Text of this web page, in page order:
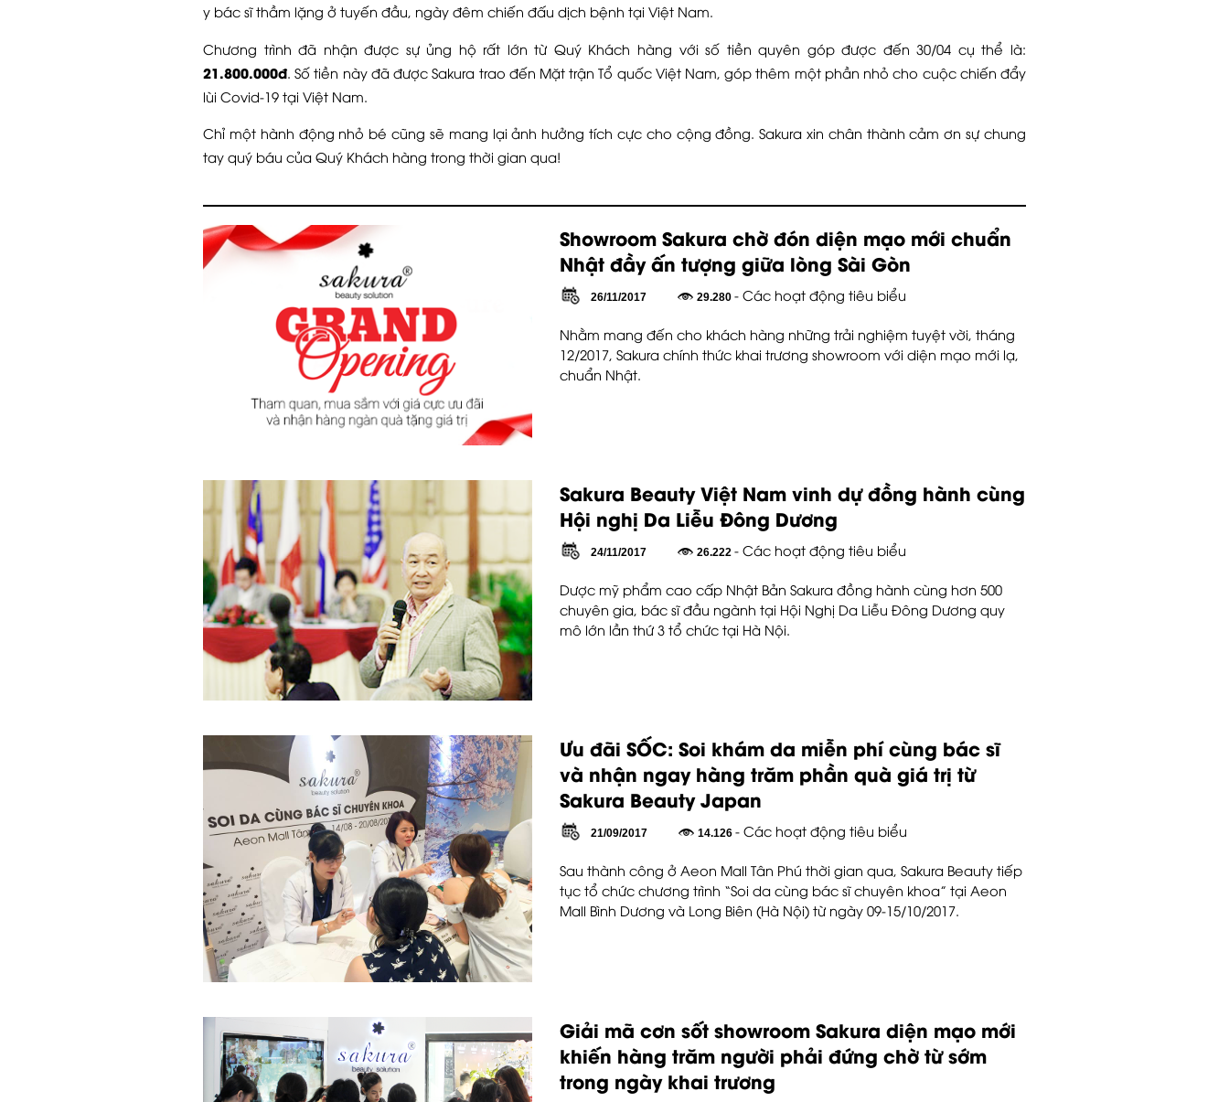
y bác sĩ thầm lặng ở tuyến đầu, ngày đêm chiến đấu dịch bệnh tại Việt Nam.
Chương trình đã nhận được sự ủng hộ rất lớn từ Quý Khách hàng với số tiền quyên góp được đến 30/04 cụ thể là:
21.800.000đ . Số tiền này đã được Sakura trao đến Mặt trận Tổ quốc Việt Nam, góp thêm một phần nhỏ cho cuộc chiến đẩy
lùi Covid-19 tại Việt Nam.
Chỉ một hành động nhỏ bé cũng sẽ mang lại ảnh hưởng tích cực cho cộng đồng. Sakura xin chân thành cảm ơn sự chung
tay quý báu của Quý Khách hàng trong thời gian qua!
Showroom Sakura chờ đón diện mạo mới chuẩn
Nhật đầy ấn tượng giữa lòng Sài Gòn
26/11/2017 29.280 - Các hoạt động tiêu biểu
Nhằm mang đến cho khách hàng những trải nghiệm tuyệt vời, tháng
12/2017, Sakura chính thức khai trương showroom với diện mạo mới lạ,
chuẩn Nhật.
Sakura Beauty Việt Nam vinh dự đồng hành cùng
Hội nghị Da Liễu Đông Dương
24/11/2017 26.222 - Các hoạt động tiêu biểu
Dược mỹ phẩm cao cấp Nhật Bản Sakura đồng hành cùng hơn 500
chuyên gia, bác sĩ đầu ngành tại Hội Nghị Da Liễu Đông Dương quy
mô lớn lần thứ 3 tổ chức tại Hà Nội.
Ưu đãi SỐC: Soi khám da miễn phí cùng bác sĩ
và nhận ngay hàng trăm phần quà giá trị từ
Sakura Beauty Japan
21/09/2017 14.126 - Các hoạt động tiêu biểu
Sau thành công ở Aeon Mall Tân Phú thời gian qua, Sakura Beauty tiếp
tục tổ chức chương trình “Soi da cùng bác sĩ chuyên khoa” tại Aeon
Mall Bình Dương và Long Biên (Hà Nội) từ ngày 09-15/10/2017.
Giải mã cơn sốt showroom Sakura diện mạo mới
khiến hàng trăm người phải đứng chờ từ sớm
trong ngày khai trương